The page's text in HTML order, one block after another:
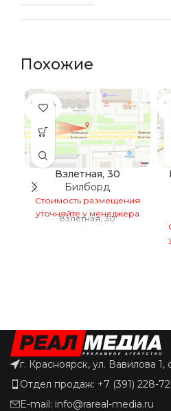
Похожие
ПРОДА
НО
Взлетная, 30
Билборд
Стоимость размещения
уточняйте у менеджера
Взлетная, 30
г. Красноярск, ул. Вавилова 1,
Отдел продаж: +7 (391) 228-
E-mail: info@rareal-media.ru